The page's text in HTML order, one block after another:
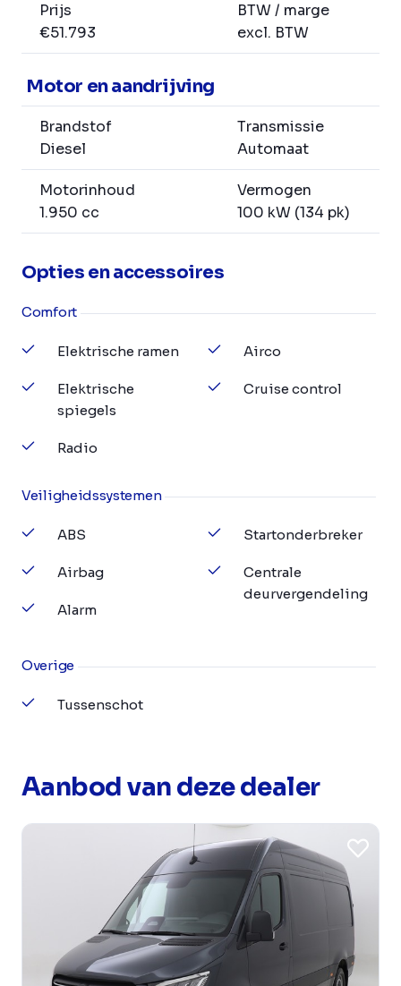
Prijs
€51.793
BTW / marge
excl. BTW
Motor en aandrijving
Brandstof
Diesel
Transmissie
Automaat
Motorinhoud
1.950 cc
Vermogen
100 kW (134 pk)
Opties en accessoires
Comfort
Elektrische ramen
Elektrische
spiegels
Radio
Airco
Cruise control
Veiligheidssystemen
ABS
Airbag
Alarm
Startonderbreker
Centrale
deurvergendeling
Overige
Tussenschot
Aanbod van deze dealer